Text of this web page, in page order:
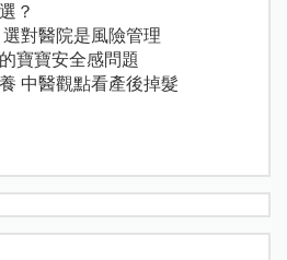
？
對醫院是風險管理
寶寶安全感問題
中醫觀點看產後掉髮